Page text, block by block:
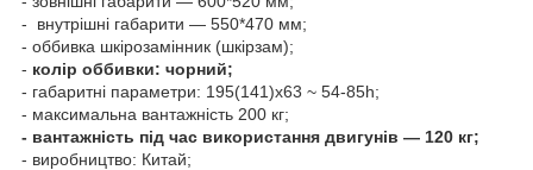
- внутрішні габарити — 550*470 мм;
- оббивка шкірозамінник (шкірзам);
- колір оббивки: чорний;
- габаритні параметри: 195(141)х63 ~ 54-85h;
- максимальна вантажність 200 кг;
- вантажність під час використання двигунів — 120 кг;
- виробництво: Китай;